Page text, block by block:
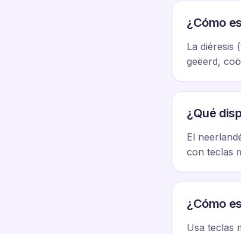
¿Cómo
La diéresis
geëerd,
¿Qué
El
con teclas
¿Cómo
Usa teclas